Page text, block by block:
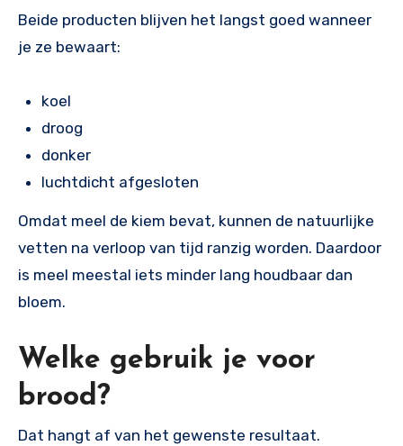
Beide producten blijven het langst goed wanneer
je ze bewaart:
koel
droog
donker
luchtdicht afgesloten
Omdat meel de kiem bevat, kunnen de natuurlijke
vetten na verloop van tijd ranzig worden. Daardoor
is meel meestal iets minder lang houdbaar dan
bloem.
Welke gebruik je voor
brood?
Dat hangt af van het gewenste resultaat.